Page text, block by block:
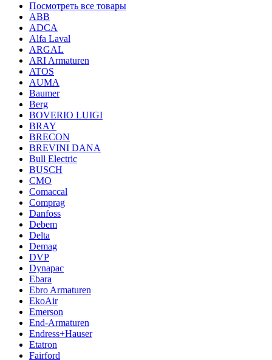
Посмотреть все товары
ABB
ADCA
Alfa Laval
ARGAL
ARI Armaturen
ATOS
AUMA
Baumer
Berg
BOVERIO LUIGI
BRAY
BRECON
BREVINI DANA
Bull Electric
BUSCH
CMO
Comaccal
Comprag
Danfoss
Debem
Delta
Demag
DVP
Dynapac
Ebara
Ebro Armaturen
EkoAir
Emerson
End-Armaturen
Endress+Hauser
Etatron
Fairford